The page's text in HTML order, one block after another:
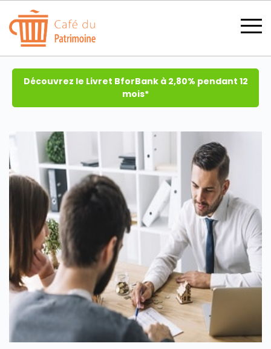
SECTIONS
CATÉGORIES
TOUS LES THÈMES
Découvrez le Livret BforBank à 2,80% pendant 12
mois*